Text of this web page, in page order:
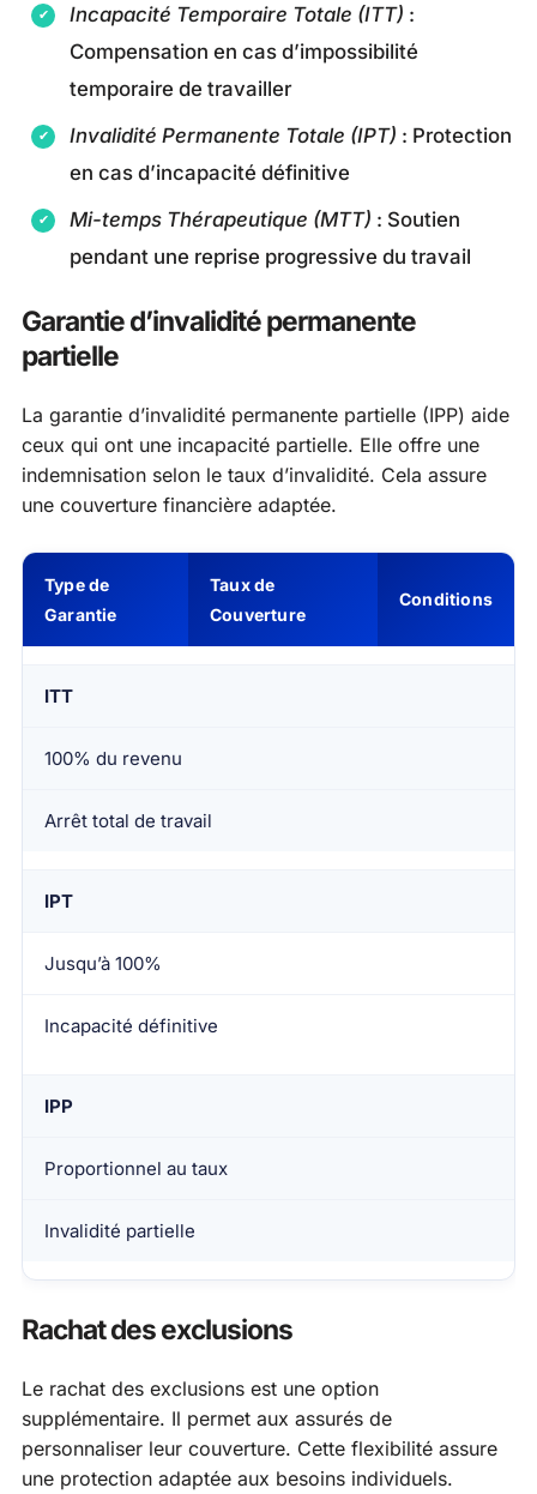
Incapacité Temporaire Totale (ITT) :
Compensation en cas d’impossibilité
temporaire de travailler
Invalidité Permanente Totale (IPT) : Protection
en cas d’incapacité définitive
Mi-temps Thérapeutique (MTT) : Soutien
pendant une reprise progressive du travail
Garantie d’invalidité permanente
partielle
La garantie d’invalidité permanente partielle (IPP) aide
ceux qui ont une incapacité partielle. Elle offre une
indemnisation selon le taux d’invalidité. Cela assure
une couverture financière adaptée.
Type de
Garantie
Taux de
Couverture
Conditions
ITT
100% du revenu
Arrêt total de travail
IPT
Jusqu’à 100%
Incapacité définitive
IPP
Proportionnel au taux
Invalidité partielle
Rachat des exclusions
Le rachat des exclusions est une option
supplémentaire. Il permet aux assurés de
personnaliser leur couverture. Cette flexibilité assure
une protection adaptée aux besoins individuels.